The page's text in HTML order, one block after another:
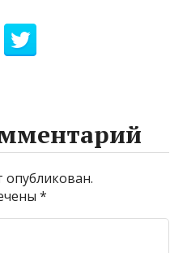
опубликован.
*